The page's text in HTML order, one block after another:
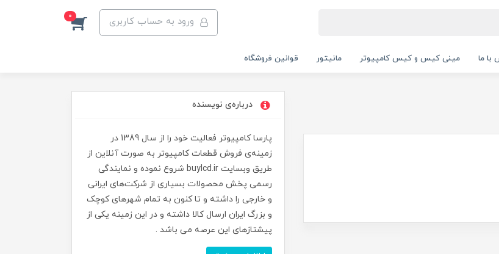
ورود به حساب کاربری 0
با ما مینی کیس و کیس کامپیوتر مانیتور قوانین فروشگاه
درباره‌ی نویسنده
پارسا کامپیوتر فعالیت خود را از سال 1389 در
زمینه‌ی فروش قطعات کامپیوتر به صورت آنلاین از
طریق وبسایت buylcd.ir شروع نموده و نمایندگی
رسمی پخش محصولات بسیاری از شرکت‌های ایرانی
و خارجی را داشته و تا کنون به تمام شهرهای کوچک
و بزرگ ایران ارسال کالا داشته و در این زمینه یکی از
پیشتازهای این عرصه می باشد .